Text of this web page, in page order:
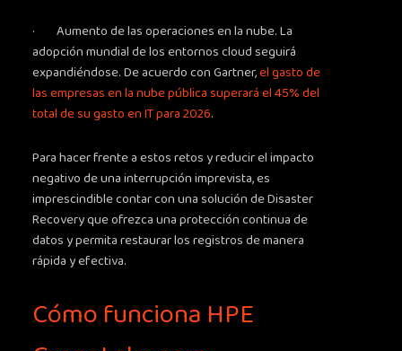
· Aumento de las operaciones en la nube. La
adopción mundial de los entornos cloud seguirá
expandiéndose. De acuerdo con Gartner,el gasto de
las empresas en la nube pública superará el 45% del
total de su gasto en IT para 2026.
Para hacer frente a estos retos y reducir el impacto
negativo de una interrupción imprevista, es
imprescindible contar con una solución de Disaster
Recovery que ofrezca una protección continua de
datos y permita restaurar los registros de manera
rápida y efectiva.
Cómo funciona HPE